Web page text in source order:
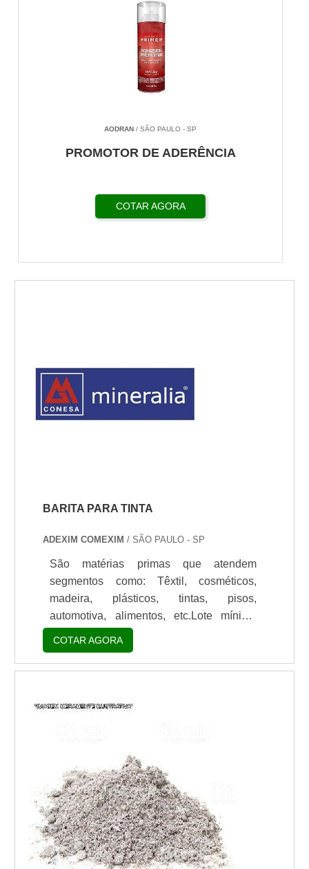
AODRAN / SÃO PAULO - SP
PROMOTOR DE ADERÊNCIA
COTAR AGORA
BARITA PARA TINTA
ADEXIM COMEXIM/ SÃO PAULO - SP
São matérias primas que atendem
segmentos como: Têxtil, cosméticos,
madeira, plásticos, tintas, pisos,
automotiva, alimentos, etc.Lote mínimo
de: 1 embalagem - 20kgUso da BaritaA
Barita ou Sulfato de Bário é um mineral
natural existente na natureza com teor de
BaSO4 e cor que atinge até 95 G.E.Nas
produtos como talco, caul...
COTAR AGORA